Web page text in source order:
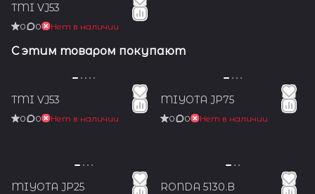
TMI VJ53
0 0 Нет в наличии
С этим товаром покупают
TMI VJ53
0 0 Нет в наличии
MIYOTA JP75
0 0 Нет в наличии
MIYOTA JP25 RONDA 5130.B